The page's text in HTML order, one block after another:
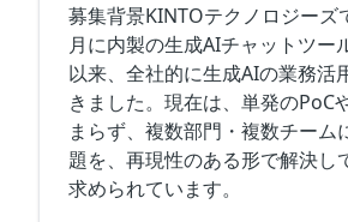
募集背景KINTOテクノロジーズ
月に内製の生成AIチャットツー
以来、全社的に生成AIの業務活
きました。現在は、単発のPoC
まらず、複数部門・複数チーム
題を、再現性のある形で解決し
求められています。